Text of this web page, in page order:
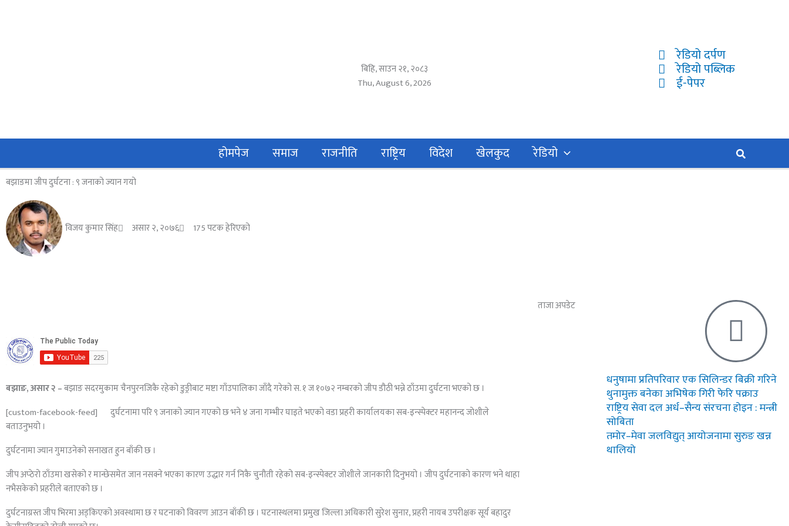
बिहि, साउन २१, २०८३
Thu, August 6, 2026
रेडियो दर्पण
रेडियो पब्लिक
ई-पेपर
होमपेज समाज राजनीति राष्ट्रिय विदेश खेलकुद रेडियो Search
बझाङमा जीप दुर्घटना : ९ जनाको ज्यान गयो
विजय कुमार सिंह असार २, २०७६ 175 पटक हेरिएको
बझाङ, असार २ –बझाङ सदरमुकाम चैनपुरनजिकै रहेको डुङ्रीबाट मष्टा गाँउपालिका जाँदै गरेको स. १ ज १०७२ नम्बरको जीप डौठी भन्ने ठाँउमा दुर्घटना भएको छ ।
[custom-facebook-feed]
दुर्घटनामा परि ९ जनाको ज्यान गएको छ भने ४ जना गम्भीर घाइते भएको वडा प्रहरी कार्यालयका सब-इन्स्पेक्टर महानन्द जोशीले
बताउनुभयो ।
दुर्घटनामा ज्यान गुमाउनेको सनाखत हुन बाँकी छ ।
जीप अप्ठेरो ठाँउमा खसेको र मान्छेसमेत जान नसक्ने भएका कारण उद्धार गर्न निकै चुनौती रहेको सब-इन्स्पेक्टर जोशीले जानकारी दिनुभयो । जीप दुर्घटनाकाे कारण भने थाहा
नभैसकेको प्रहरीले बताएको छ ।
दुर्घटनाग्रस्त जीप भिरमा अड्किएको अवस्थामा छ र घटनाको विवरण आउन बाँकी छ । घटनास्थलमा प्रमुख जिल्ला अधिकारी सुरेश सुनार, प्रहरी नायब उपरीक्षक सूर्य बहादुर
ताजा अपडेट
धनुषामा प्रतिपरिवार एक सिलिन्डर बिक्री गरिने
थुनामुक्त बनेका अभिषेक गिरी फेरि पक्राउ
राष्ट्रिय सेवा दल अर्ध–सैन्य संरचना होइन : मन्त्री
सोबिता
तमोर–मेवा जलविद्युत् आयोजनामा सुरुङ खन्न
थालियो